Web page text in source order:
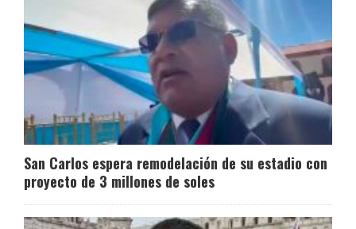
San Carlos espera remodelación de su estadio con
proyecto de 3 millones de soles